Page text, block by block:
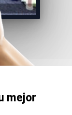
mejor